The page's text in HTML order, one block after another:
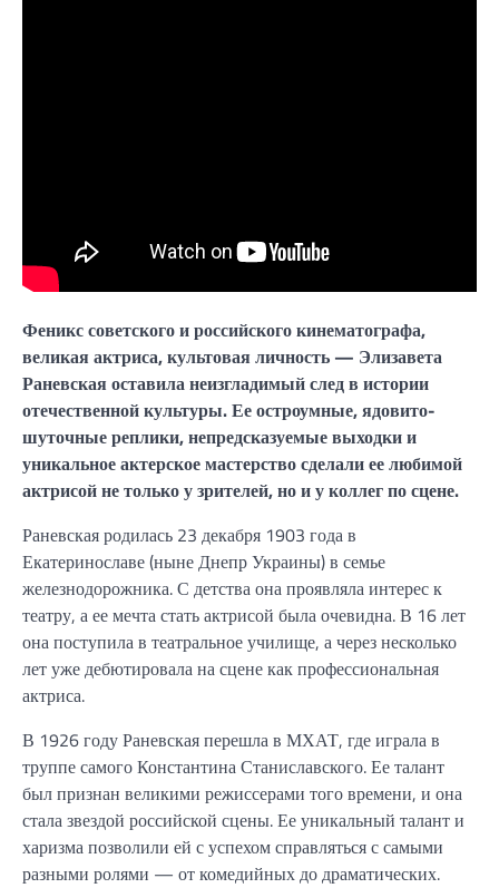
Феникс советского и российского кинематографа,
великая актриса, культовая личность — Элизавета
Раневская оставила неизгладимый след в истории
отечественной культуры. Ее остроумные, ядовито-
шуточные реплики, непредсказуемые выходки и
уникальное актерское мастерство сделали ее любимой
актрисой не только у зрителей, но и у коллег по сцене.
Раневская родилась 23 декабря 1903 года в
Екатеринославе (ныне Днепр Украины) в семье
железнодорожника. С детства она проявляла интерес к
театру, а ее мечта стать актрисой была очевидна. В 16 лет
она поступила в театральное училище, а через несколько
лет уже дебютировала на сцене как профессиональная
актриса.
В 1926 году Раневская перешла в МХАТ, где играла в
труппе самого Константина Станиславского. Ее талант
был признан великими режиссерами того времени, и она
стала звездой российской сцены. Ее уникальный талант и
харизма позволили ей с успехом справляться с самыми
разными ролями — от комедийных до драматических.